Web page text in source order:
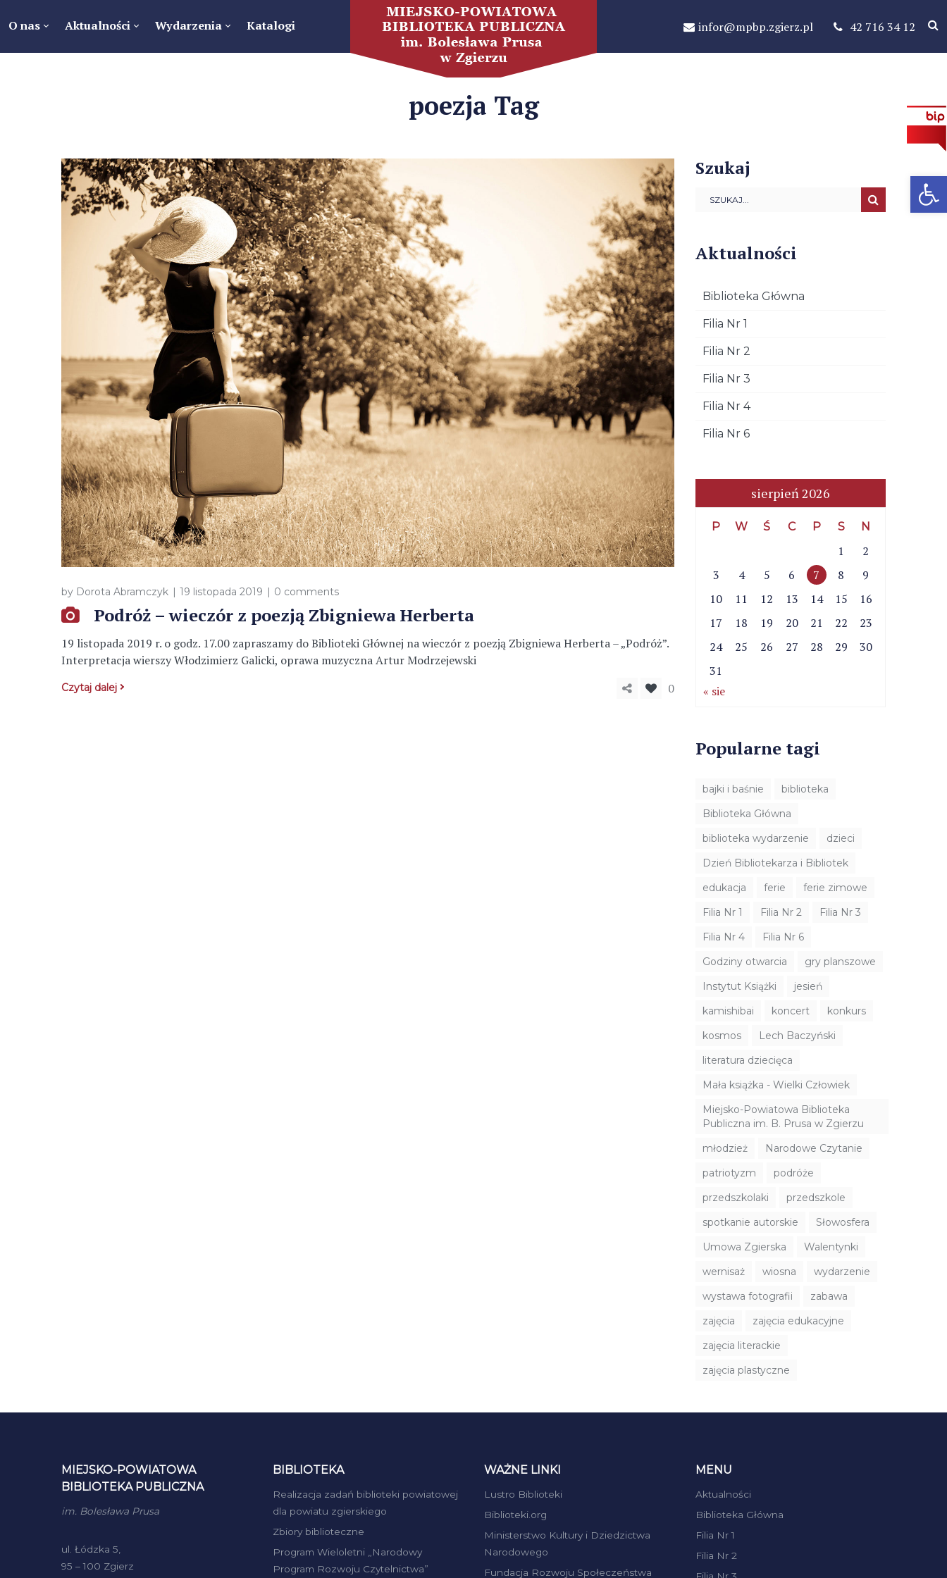
O nas Aktualności Wydarzenia Katalogi infor@mpbp.zgierz.pl 42 716 34 12
poezja Tag
by Dorota Abramczyk 19 listopada 2019 0 comments
Podróż – wieczór z poezją Zbigniewa Herberta
19 listopada 2019 r. o godz. 17.00 zapraszamy do Biblioteki Głównej na wieczór z poezją Zbigniewa Herberta – „Podróż”.
Interpretacja wierszy Włodzimierz Galicki, oprawa muzyczna Artur Modrzejewski
Czytaj dalej 0
Szukaj
Aktualności
Biblioteka Główna
Filia Nr 1
Filia Nr 2
Filia Nr 3
Filia Nr 4
Filia Nr 6
sierpień 2026
P W Ś C P S N
1
2
3
4 5 6 7 8
9
10
11 12 13 14 15
16
17
18 19 20 21 22
23
24
25 26 27 28 29
30
31
« sie
Popularne tagi
bajki i baśnie
biblioteka
Biblioteka Główna
biblioteka wydarzenie
dzieci
Dzień Bibliotekarza i Bibliotek
edukacja
ferie
ferie zimowe
Filia Nr 1
Filia Nr 2
Filia Nr 3
Filia Nr 4
Filia Nr 6
Godziny otwarcia
gry planszowe
Instytut Książki
jesień
kamishibai
koncert
konkurs
kosmos
Lech Baczyński
literatura dziecięca
Mała książka - Wielki Człowiek
Miejsko-Powiatowa Biblioteka
Publiczna im. B. Prusa w Zgierzu
młodzież
Narodowe Czytanie
patriotyzm
podróże
przedszkolaki
przedszkole
spotkanie autorskie
Słowosfera
Umowa Zgierska
Walentynki
wernisaż
wiosna
wydarzenie
wystawa fotografii
zabawa
zajęcia
zajęcia edukacyjne
zajęcia literackie
zajęcia plastyczne
MIEJSKO-POWIATOWA
BIBLIOTEKA PUBLICZNA
im. Bolesława Prusa
ul. Łódzka 5,
95 – 100 Zgierz
BIBLIOTEKA
Realizacja zadań biblioteki powiatowej
dla powiatu zgierskiego
Zbiory biblioteczne
Program Wieloletni „Narodowy
Program Rozwoju Czytelnictwa”
WAŻNE LINKI
Lustro Biblioteki
Biblioteki.org
Ministerstwo Kultury i Dziedzictwa
Narodowego
Fundacja Rozwoju Społeczeństwa
MENU
Aktualności
Biblioteka Główna
Filia Nr 1
Filia Nr 2